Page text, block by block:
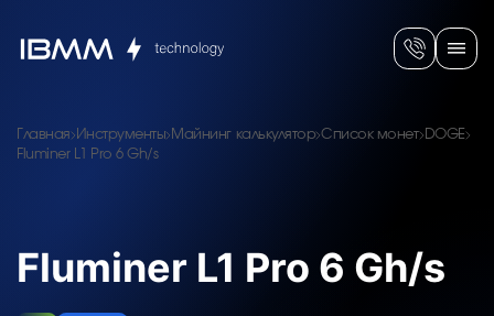
Главная Инструменты Майнинг калькулятор Список монет DOGE
Fluminer L1 Pro 6 Gh/s
Fluminer L1 Pro 6 Gh/s